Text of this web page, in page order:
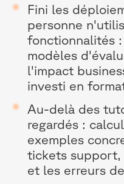
Fini les
personne
fonctionnalités
modèles
l'impact
investi en
Au-delà des
regardés :
exemples
tickets
et les erreurs